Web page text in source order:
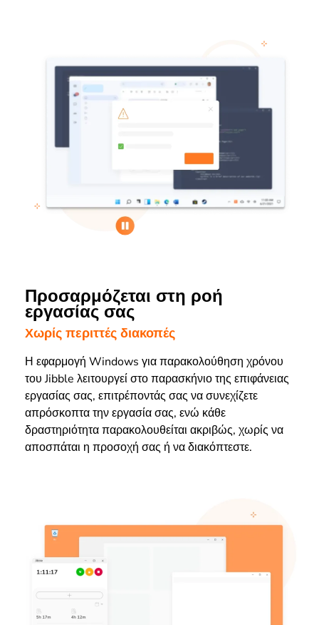
Προσαρμόζεται στη ροή
εργασίας σας
Χωρίς περιττές διακοπές
Η εφαρμογή Windows για παρακολούθηση χρόνου
του Jibble λειτουργεί στο παρασκήνιο της επιφάνειας
εργασίας σας, επιτρέποντάς σας να συνεχίζετε
απρόσκοπτα την εργασία σας, ενώ κάθε
δραστηριότητα παρακολουθείται ακριβώς, χωρίς να
αποσπάται η προσοχή σας ή να διακόπτεστε.